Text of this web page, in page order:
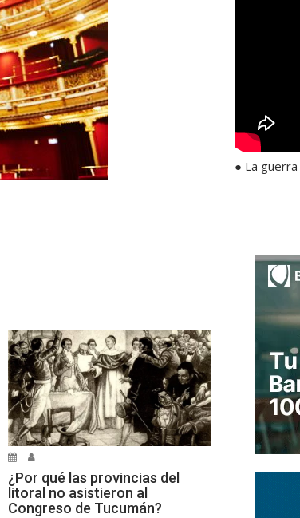
¿Por qué las provincias del
litoral no asistieron al
Congreso de Tucumán?
● La